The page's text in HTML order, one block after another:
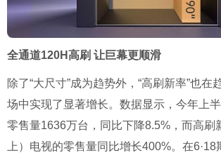
全通道120H高刷 让巨幕更顺滑
除了“大尺寸”成为趋势外，“高刷新率”也在
场中实现了显著增长。数据显示，今年上
零售量1636万台，同比下降8.5%，而高刷
上）电视的零售量同比增长400%。在